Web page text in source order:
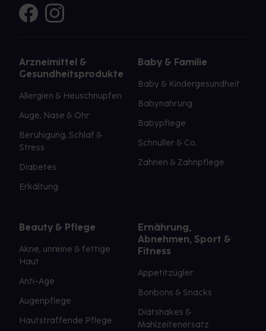
Arzneimittel &
Gesundheitsprodukte
Allergien & Heuschnupfen
Auge, Nase & Ohr
Beruhigung, Schlaf &
Stress
Diabetes
Erkältung
Baby & Familie
Baby & Kindergesundheit
Babynahrung
Babypflege
Schnuller & Co.
Zahnen & Zahnpflege
Beauty & Pflege
Akne, unreine & fettige
Haut
Anti-Age
Augenpflege
Hautstraffende Pflege
Ernährung,
Abnehmen, Sport &
Fitness
Appetitzügler
Bonbons & Snacks
Diätshakes &
Mahlzeitenersatz